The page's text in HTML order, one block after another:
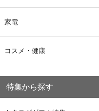
家電
コスメ・健康
特集から探す